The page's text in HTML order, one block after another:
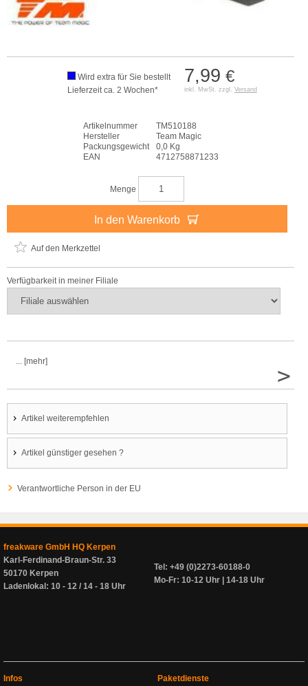
7,99 €
inkl. MwSt. zzgl. Versand
Wird extra für Sie bestellt
Lieferzeit ca. 2 Wochen*
Artikelnummer
TM510188
Hersteller
Team Magic
Packungsgewicht
0,0 Kg
EAN
4712758871233
Menge
In den Warenkorb
Auf den Merkzettel
Verfügbarkeit in meiner Filiale
... [mehr]
>
Artikel weiterempfehlen
Artikel günstiger gesehen ?
Verantwortliche Person in der EU
freakware GmbH HQ Kerpen
Karl-Ferdinand-Braun-Str. 33
50170 Kerpen
Ladenlokal: 10 - 12 / 14 - 18 Uhr
Tel: +49 (0)2273-60188-0
Mo-Fr: 10-12 Uhr | 14-18 Uhr
Infos
Paketdienste